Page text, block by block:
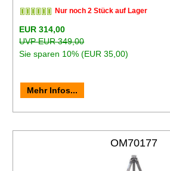
Nur noch 2 Stück auf Lager
EUR 314,00
UVP EUR 349,00
Sie sparen 10% (EUR 35,00)
Mehr Infos...
OM70177